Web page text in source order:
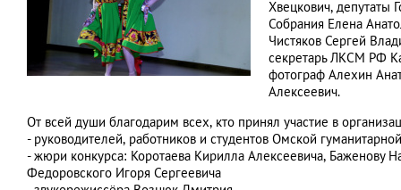
Хвецкович, депутаты
Собрания Елена
Чистяков Сергей
секретарь ЛКСМ РФ
фотограф Алехин
Алексеевич.
От всей души благодарим всех, кто принял участие в
- руководителей, работников и студентов Омской
- жюри конкурса: Коротаева Кирилла Алексеевича, Баженову
Федоровского Игоря Сергеевича